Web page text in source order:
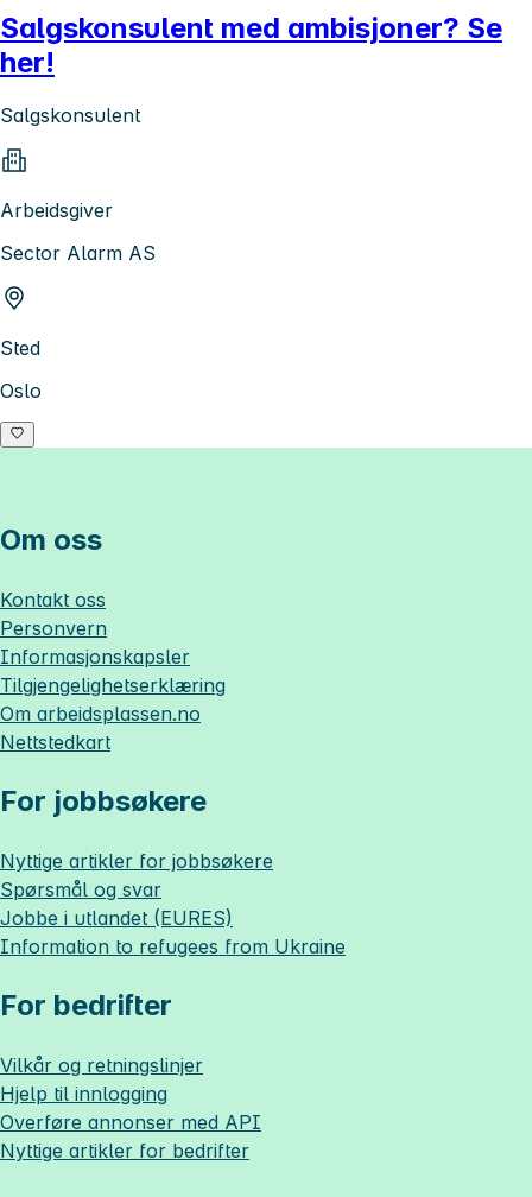
Salgskonsulent med ambisjoner? Se
her!
Salgskonsulent
Arbeidsgiver
Sector Alarm AS
Sted
Oslo
Om oss
Kontakt oss
Personvern
Informasjonskapsler
Tilgjengelighetserklæring
Om arbeidsplassen.no
Nettstedkart
For jobbsøkere
Nyttige artikler for jobbsøkere
Spørsmål og svar
Jobbe i utlandet (EURES)
Information to refugees from Ukraine
For bedrifter
Vilkår og retningslinjer
Hjelp til innlogging
Overføre annonser med API
Nyttige artikler for bedrifter